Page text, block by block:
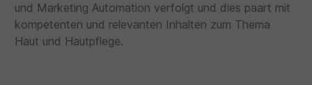
und Marketing Automation verfolgt und dies paart mit
kompetenten und relevanten Inhalten zum Thema
Haut und Hautpflege.